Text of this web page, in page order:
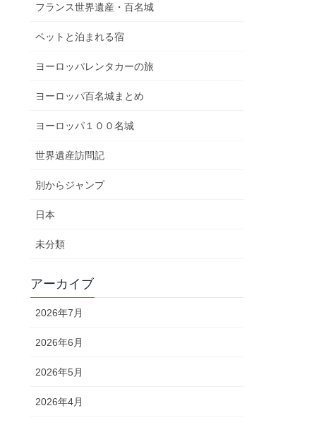
フランス世界遺産・百名城
ペットと泊まれる宿
ヨーロッパレンタカーの旅
ヨーロッパ百名城まとめ
ヨーロッパ１００名城
世界遺産訪問記
別からジャンプ
日本
未分類
アーカイブ
2026年7月
2026年6月
2026年5月
2026年4月